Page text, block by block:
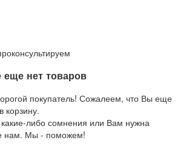
нет товаров
покупатель! Сожалеем, что Вы еще
корзину.
либо сомнения или Вам нужна
нам. Мы - поможем!